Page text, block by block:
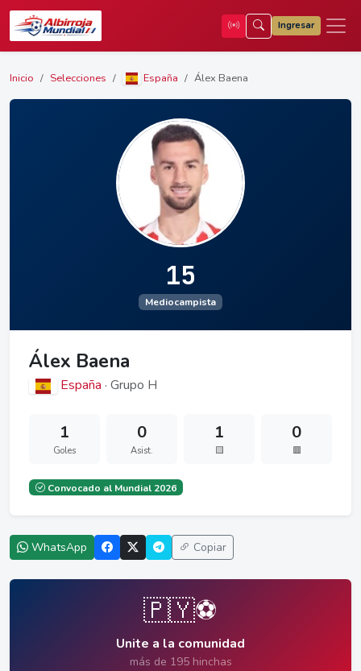
Ingresar
Inicio Selecciones España Álex Baena
15
Mediocampista
Álex Baena
España · Grupo H
1
Goles
0
Asist.
1
🟨
0
🟥
Convocado al Mundial 2026
WhatsApp Copiar
🇵🇾⚽
Unite a la comunidad
más de 195 hinchas